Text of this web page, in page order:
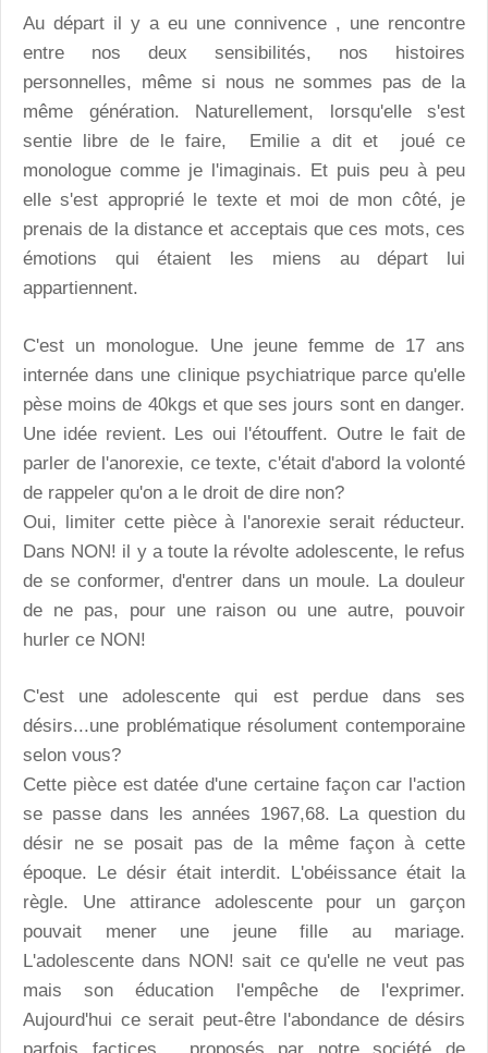
Au départ il y a eu une connivence , une rencontre
entre nos deux sensibilités, nos histoires
personnelles, même si nous ne sommes pas de la
même génération. Naturellement, lorsqu'elle s'est
sentie libre de le faire, Emilie a dit et joué ce
monologue comme je l'imaginais. Et puis peu à peu
elle s'est approprié le texte et moi de mon côté, je
prenais de la distance et acceptais que ces mots, ces
émotions qui étaient les miens au départ lui
appartiennent.
C'est un monologue. Une jeune femme de 17 ans
internée dans une clinique psychiatrique parce qu'elle
pèse moins de 40kgs et que ses jours sont en danger.
Une idée revient. Les oui l'étouffent. Outre le fait de
parler de l'anorexie, ce texte, c'était d'abord la volonté
de rappeler qu'on a le droit de dire non?
Oui, limiter cette pièce à l'anorexie serait réducteur.
Dans NON! il y a toute la révolte adolescente, le refus
de se conformer, d'entrer dans un moule. La douleur
de ne pas, pour une raison ou une autre, pouvoir
hurler ce NON!
C'est une adolescente qui est perdue dans ses
désirs...une problématique résolument contemporaine
selon vous?
Cette pièce est datée d'une certaine façon car l'action
se passe dans les années 1967,68. La question du
désir ne se posait pas de la même façon à cette
époque. Le désir était interdit. L'obéissance était la
règle. Une attirance adolescente pour un garçon
pouvait mener une jeune fille au mariage.
L'adolescente dans NON! sait ce qu'elle ne veut pas
mais son éducation l'empêche de l'exprimer.
Aujourd'hui ce serait peut-être l'abondance de désirs